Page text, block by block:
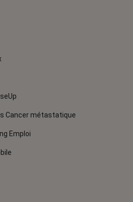
Cancer métastatique
Emploi